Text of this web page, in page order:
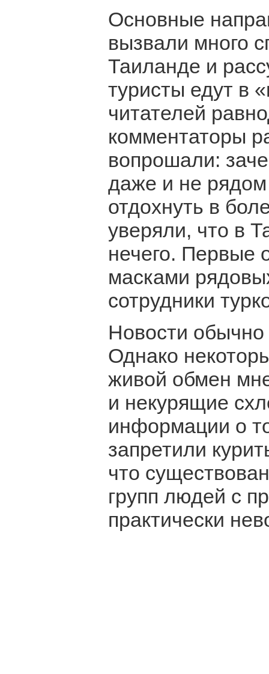
Основные
вызвали много
Таиланде и
туристы едут в
читателей
комментаторы
вопрошали:
даже и не
отдохнуть в
уверяли, что в
нечего. Первые
масками
сотрудники
Новости
Однако
живой обмен
и некурящие
информации о
запретили
что
групп людей с
практически